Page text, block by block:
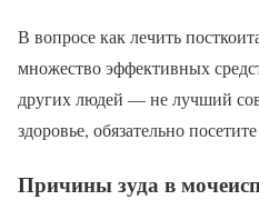
В вопросе как лечить
множество эффективных
других людей — не лучший
здоровье, обязательно
Причины зуда в